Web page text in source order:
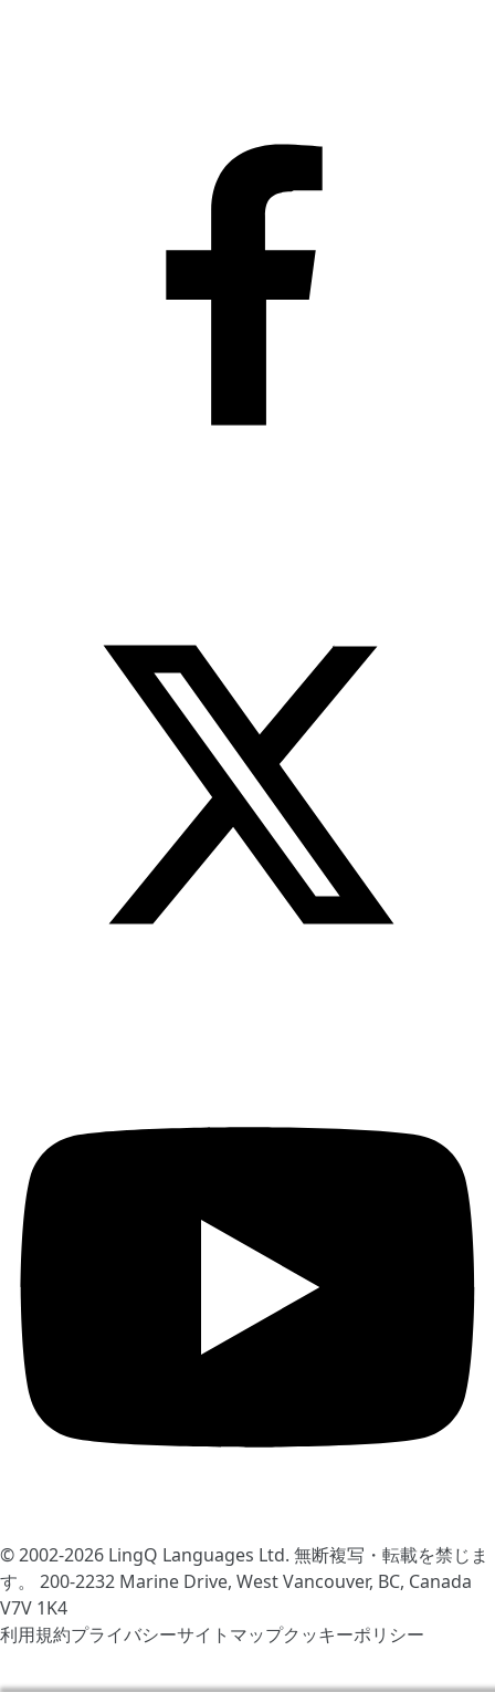
© 2002-2026 LingQ Languages Ltd. 無断複写・転載を禁じま
す。 200-2232 Marine Drive, West Vancouver, BC, Canada
V7V 1K4
利用規約プライバシーサイトマップクッキーポリシー